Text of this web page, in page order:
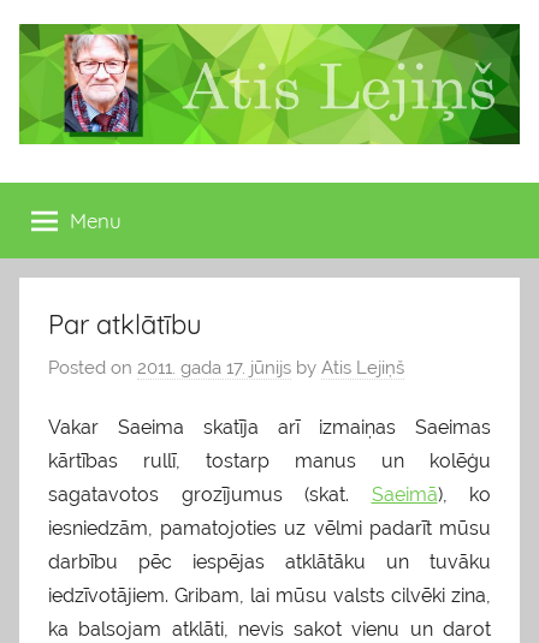
content
Atis
Lejiņš
13.
Saeimas
deputāts
Menu
Par atklātību
Posted on 2011. gada 17. jūnijs by Atis Lejiņš
Vakar Saeima skatīja arī izmaiņas Saeimas
kārtības rullī, tostarp manus un kolēģu
sagatavotos grozījumus (skat. Saeimā), ko
iesniedzām, pamatojoties uz vēlmi padarīt mūsu
darbību pēc iespējas atklātāku un tuvāku
iedzīvotājiem. Gribam, lai mūsu valsts cilvēki zina,
ka balsojam atklāti, nevis sakot vienu un darot